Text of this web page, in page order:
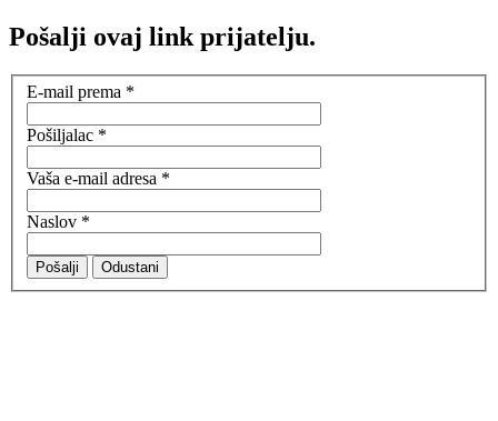
Pošalji ovaj link prijatelju.
E-mail prema *
Pošiljalac *
Vaša e-mail adresa *
Naslov *
Pošalji Odustani